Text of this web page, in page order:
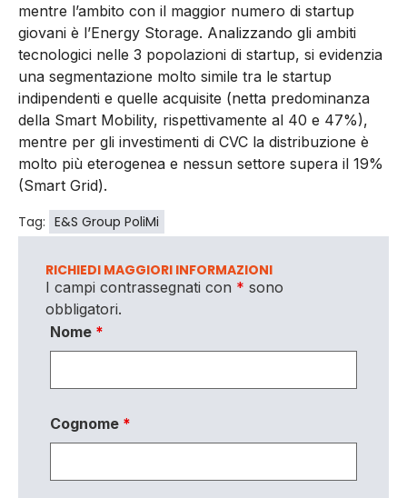
mentre l’ambito con il maggior numero di startup
giovani è l’Energy Storage. Analizzando gli ambiti
tecnologici nelle 3 popolazioni di startup, si evidenzia
una segmentazione molto simile tra le startup
indipendenti e quelle acquisite (netta predominanza
della Smart Mobility, rispettivamente al 40 e 47%),
mentre per gli investimenti di CVC la distribuzione è
molto più eterogenea e nessun settore supera il 19%
(Smart Grid).
Tag: E&S Group PoliMi
RICHIEDI MAGGIORI INFORMAZIONI
I campi contrassegnati con * sono
obbligatori.
Nome *
Cognome *